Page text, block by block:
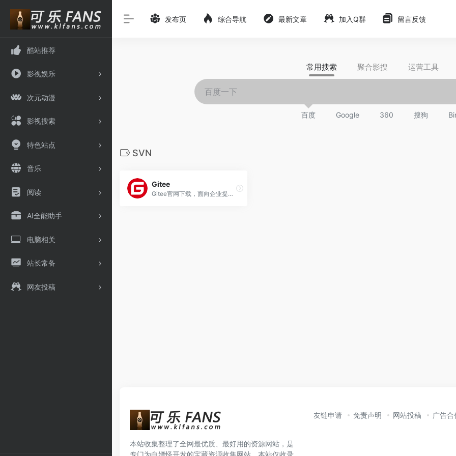
酷站推荐
影视娱乐
次元动漫
影视搜索
特色站点
音乐
阅读
AI全能助手
电脑相关
站长常备
网友投稿
发布页 综合导航 最新文章 加入Q群 留言反馈
常用搜索 聚合影搜 运营工具
百度 Google 360 搜狗
SVN
Gitee
Gitee官网下载，面向企业提供一站式研发管理解决方案，包括代码管理、项目管理、文档协作、测试管理、CICD、效能度量等多个模块，支持SaaS、私有化等多种部署方式，帮助企业有序规划和管理研发过程，提升研发效率和质量
本站收集整理了全网最优质、最好用的资源网站，是
专门为白嫖怪开发的宝藏资源收集网站。本站仅收录
友链申请 免责声明 网站投稿 广告合